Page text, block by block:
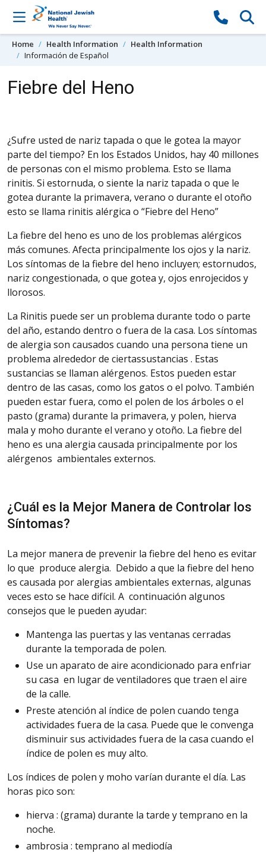
Skip to content
Home Health Information
Health Information
Información de Español
Fiebre del Heno
¿Sufre usted de nariz tapada o que le gotea la mayor
parte del tiempo? En los Estados Unidos, hay 40 millones
de personas con el mismo problema. Esto se llama
rinitis. Si estornuda, o siente la nariz tapada o que le
gotea durante la primavera, verano o durante el otoño
esto se llama rinitis alérgica o “Fiebre del Heno”
La fiebre del heno es uno de los problemas alérgicos
más comunes. Afecta principalmente los ojos y la nariz.
Los síntomas de la fiebre del heno incluyen; estornudos,
nariz congestionada, o que gotea y, ojos enrojecidos y
llorosos.
La Rinitis puede ser un problema durante todo o parte
del año, estando dentro o fuera de la casa. Los síntomas
de alergia son causados cuando una persona tiene un
problema alrededor de ciertassustancias . Estas
sustancias se llaman alérgenos. Estos pueden estar
dentro de las casas, como los gatos o el polvo. También
pueden estar fuera, como el polen de los árboles o el
pasto (grama) durante la primavera, y polen, hierva
mala y moho durante el verano y otoño. La fiebre del
heno es una alergia causada principalmente por los
alérgenos ambientales externos.
¿Cuál es la Mejor Manera de Controlar los
Síntomas?
La mejor manera de prevenir la fiebre del heno es evitar
lo que produce alergia. Debido a que la fiebre del heno
es causada por alergias ambientales externas, algunas
veces esto se hace difícil. A continuación algunos
consejos que le pueden ayudar:
Mantenga las puertas y las ventanas cerradas
durante la temporada de polen.
Use un aparato de aire acondicionado para enfriar
su casa en lugar de ventiladores que traen el aire
de la calle.
Preste atención al índice de polen cuando tenga
actividades fuera de la casa. Puede que le convenga
disminuir sus actividades fuera de la casa cuando el
índice de polen es muy alto.
Los índices de polen y moho varían durante el día. Las
horas pico son:
hierva : (grama) durante la tarde y temprano en la
noche.
ambrosia : temprano al mediodía